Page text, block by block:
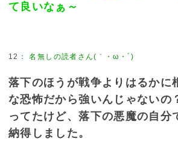
て良いなぁ～
12 ：名無しの読者さん(｀・ω・´)
落下のほうが戦争よりはるかに
な恐怖だから強いんじゃないの
ってたけど、落下の悪魔の自分
納得しました。